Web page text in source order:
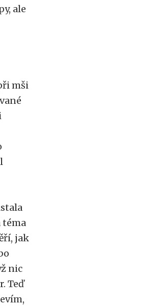
ale
mši
téma
jak
nic
Teď